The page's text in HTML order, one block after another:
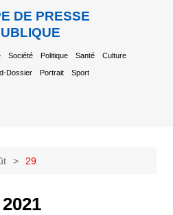
DE PRESSE
Société Politique Santé Culture
Dossier Portrait Sport
29